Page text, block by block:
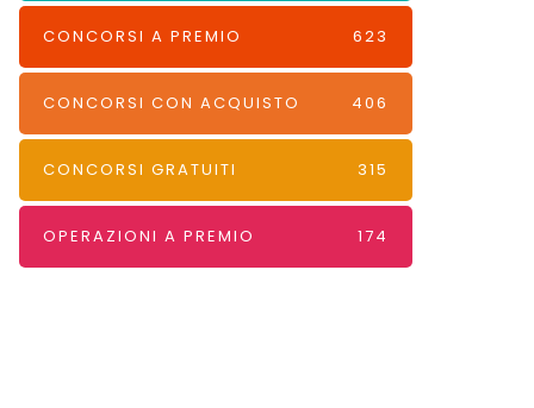
CONCORSI A PREMIO 623
CONCORSI CON ACQUISTO 406
CONCORSI GRATUITI 315
OPERAZIONI A PREMIO 174